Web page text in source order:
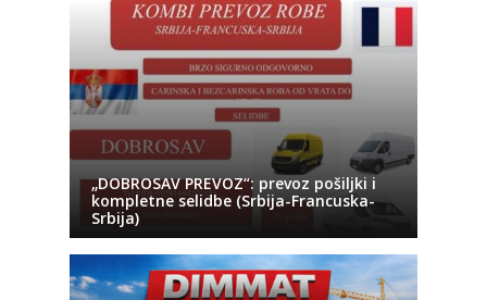
„DOBROSAV PREVOZ“: prevoz pošiljki i
kompletne selidbe (Srbija-Francuska-
Srbija)